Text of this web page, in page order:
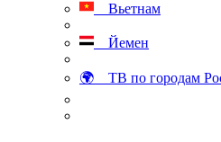
Вьетнам
Йемен
🌍 ТВ по городам